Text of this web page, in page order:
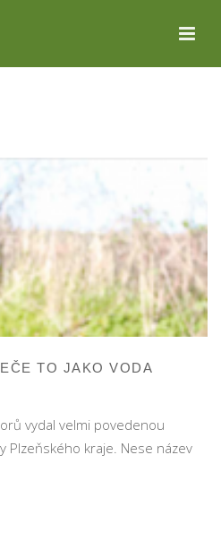
TO JAKO VODA
vydal velmi povedenou
Plzeňského kraje. Nese název